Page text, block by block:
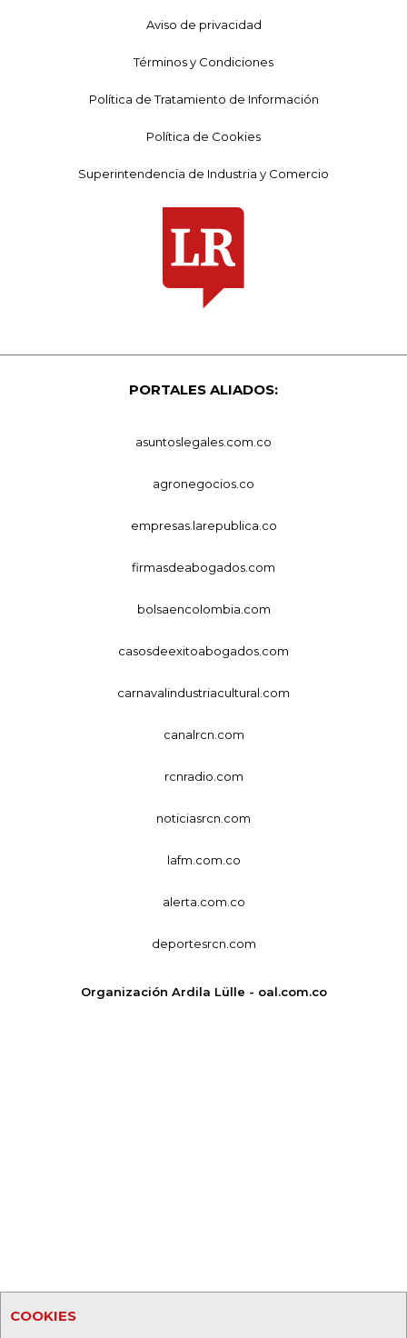
COOKIES
Aviso de privacidad
Términos y Condiciones
Política de Tratamiento de Información
Política de Cookies
Superintendencia de Industria y Comercio
PORTALES ALIADOS:
asuntoslegales.com.co
agronegocios.co
empresas.larepublica.co
firmasdeabogados.com
bolsaencolombia.com
casosdeexitoabogados.com
carnavalindustriacultural.com
canalrcn.com
rcnradio.com
noticiasrcn.com
lafm.com.co
alerta.com.co
deportesrcn.com
Organización Ardila Lülle - oal.com.co